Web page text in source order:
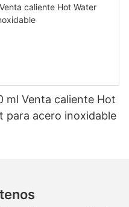
ml Venta caliente Hot
para acero inoxidable